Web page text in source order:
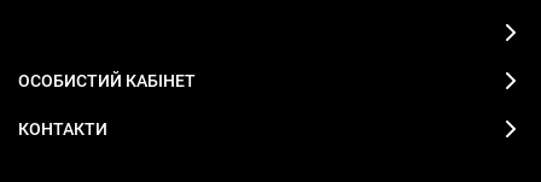
ОСОБИСТИЙ КАБІНЕТ
КОНТАКТИ